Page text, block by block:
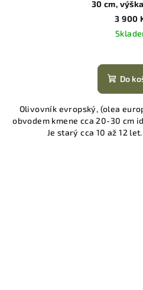
30 cm,
3 900
Do
Olivovník evropský, (olea
obvodem kmene cca 20-30 cm
Je starý cca 10 až 12